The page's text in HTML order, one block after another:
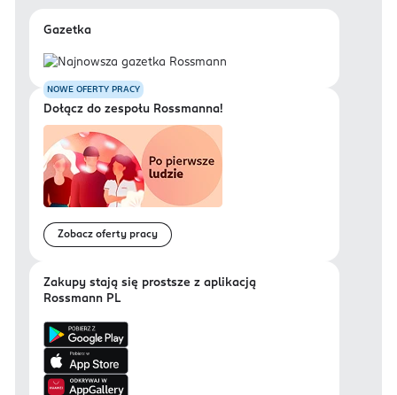
Gazetka
NOWE OFERTY PRACY
Dołącz do zespołu Rossmanna!
Zobacz oferty pracy
Zakupy stają się prostsze z aplikacją
Rossmann PL